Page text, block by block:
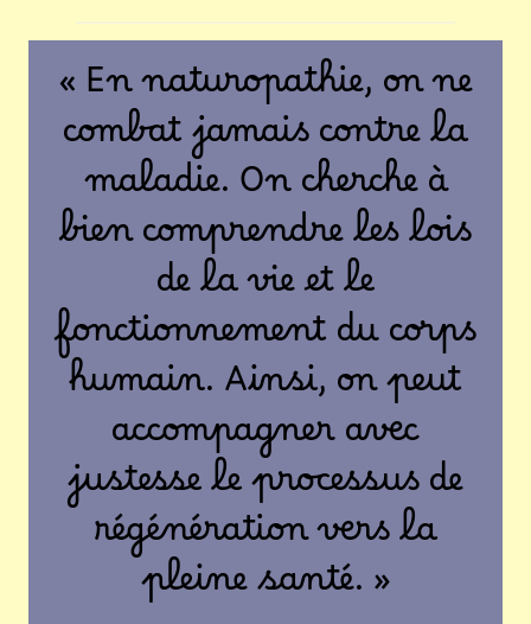
« En naturopathie, on ne
combat jamais contre la
maladie. On cherche à
bien comprendre les lois
de la vie et le
fonctionnement du corps
humain. Ainsi, on peut
accompagner avec
justesse le processus de
régénération vers la
pleine santé. »